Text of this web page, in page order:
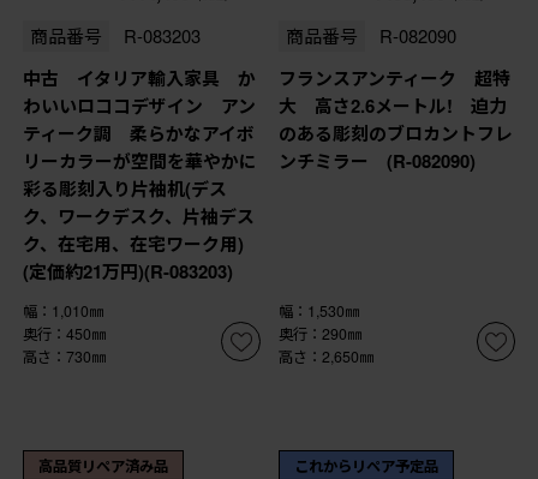
商品番号 R-083203
中古 イタリア輸入家具 か
わいいロココデザイン アン
ティーク調 柔らかなアイボ
リーカラーが空間を華やかに
彩る彫刻入り片袖机(デス
ク、ワークデスク、片袖デス
ク、在宅用、在宅ワーク用)
(定価約21万円)(R-083203)
幅：1,010㎜
奥行：450㎜
高さ：730㎜
商品番号 R-082090
フランスアンティーク 超特
大 高さ2.6メートル! 迫力
のある彫刻のブロカントフレ
ンチミラー (R-082090)
幅：1,530㎜
奥行：290㎜
高さ：2,650㎜
高品質リペア済み品 これからリペア予定品